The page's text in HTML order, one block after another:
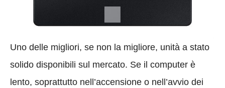
Uno delle migliori, se non la migliore, unità a stato
solido disponibili sul mercato. Se il computer è
lento, soprattutto nell’accensione o nell’avvio dei